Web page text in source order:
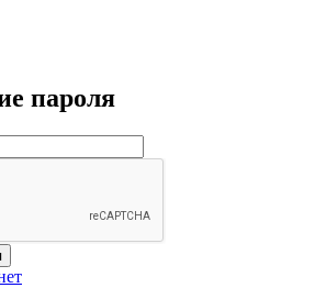
пароля